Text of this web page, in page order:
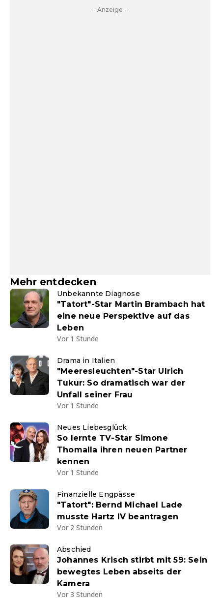
- Anzeige -
Mehr entdecken
Unbekannte Diagnose
"Tatort"-Star Martin Brambach hat
eine neue Perspektive auf das
Leben
Vor 1 Stunde
Drama in Italien
"Meeresleuchten"-Star Ulrich
Tukur: So dramatisch war der
Unfall seiner Frau
Vor 1 Stunde
Neues Liebesglück
So lernte TV-Star Simone
Thomalla ihren neuen Partner
kennen
Vor 1 Stunde
Finanzielle Engpässe
"Tatort": Bernd Michael Lade
musste Hartz IV beantragen
Vor 2 Stunden
Abschied
Johannes Krisch stirbt mit 59: Sein
bewegtes Leben abseits der
Kamera
Vor 3 Stunden